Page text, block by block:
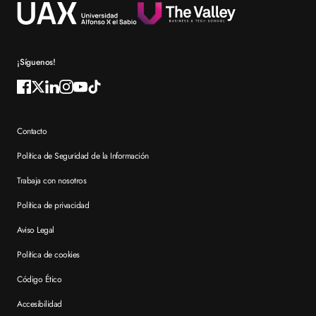
Reconocimientos
¡Síguenos!
Contacto
Política de Seguridad de la Información
Trabaja con nosotros
Política de privacidad
Aviso Legal
Política de cookies
Código Ético
Accesibilidad